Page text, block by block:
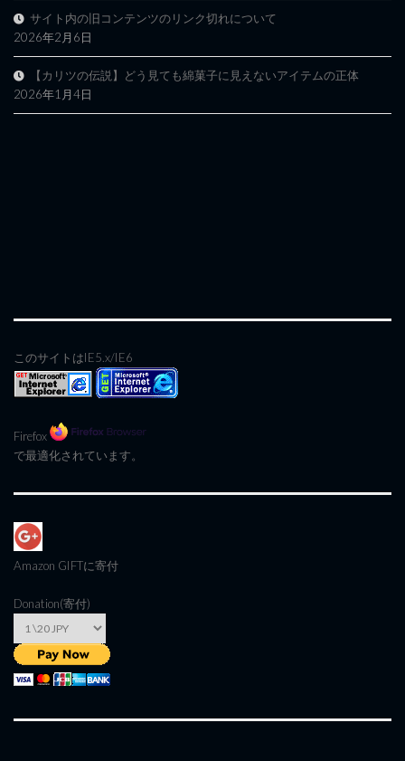
サイト内の旧コンテンツのリンク切れについて
2026年2月6日
【カリツの伝説】どう見ても綿菓子に見えないアイテムの正体
2026年1月4日
このサイトはIE5.x/IE6
Firefox
で最適化されています。
Amazon GIFTに寄付
Donation(寄付)